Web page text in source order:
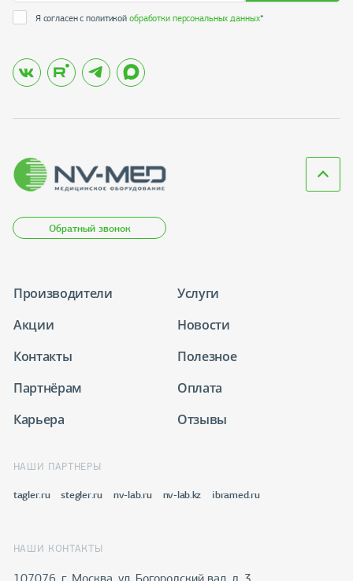
Я согласен с политикойобработки персональных данных*
Обратный звонок
Производители
Услуги
Акции
Новости
Контакты
Полезное
Партнёрам
Оплата
Карьера
Отзывы
НАШИ ПАРТНЕРЫ
tagler.ru stegler.ru nv-lab.ru nv-lab.kz ibramed.ru
НАШИ КОНТАКТЫ